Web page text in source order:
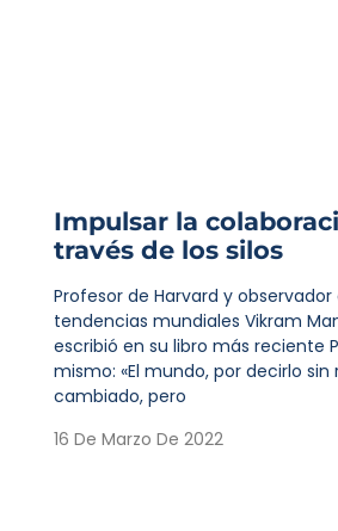
Impulsar la
través de los silos
Profesor de Harvard y observador
tendencias mundiales Vikram
escribió en su libro más reciente
mismo: «El mundo, por decirlo sin
cambiado, pero
16 De Marzo De 2022